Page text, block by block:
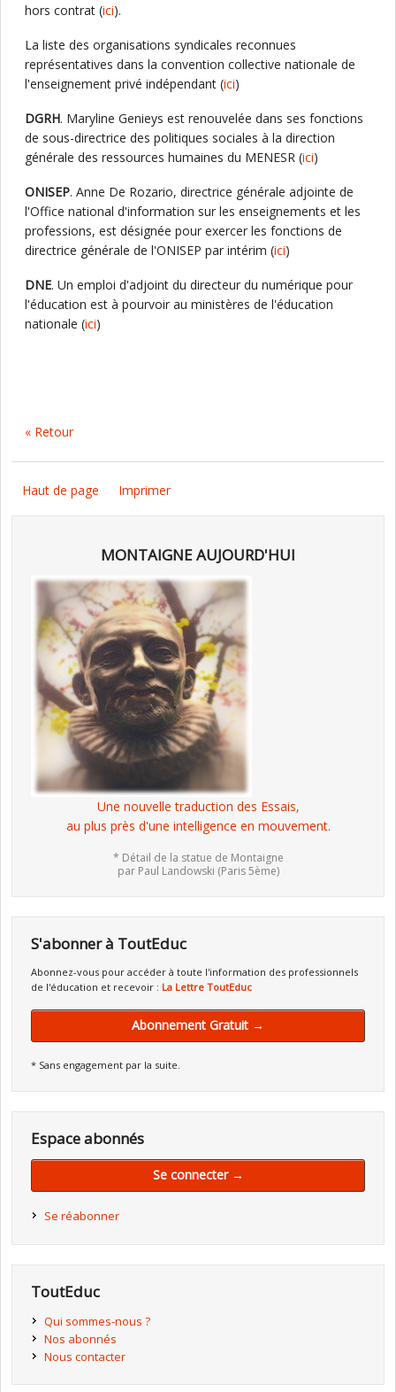
hors contrat (ici).
La liste des organisations syndicales reconnues
représentatives dans la convention collective nationale de
l'enseignement privé indépendant (ici)
DGRH. Maryline Genieys est renouvelée dans ses fonctions
de sous-directrice des politiques sociales à la direction
générale des ressources humaines du MENESR (ici)
ONISEP. Anne De Rozario, directrice générale adjointe de
l'Office national d'information sur les enseignements et les
professions, est désignée pour exercer les fonctions de
directrice générale de l'ONISEP par intérim (ici)
DNE. Un emploi d'adjoint du directeur du numérique pour
l'éducation est à pourvoir au ministères de l'éducation
nationale (ici)
« Retour
Haut de page Imprimer
MONTAIGNE AUJOURD'HUI
Une nouvelle traduction des Essais,
au plus près d'une intelligence en mouvement.
* Détail de la statue de Montaigne
par Paul Landowski (Paris 5ème)
S'abonner à ToutEduc
Abonnez-vous pour accéder à toute l'information des professionnels
de l'éducation et recevoir : La Lettre ToutEduc
Abonnement Gratuit →
* Sans engagement par la suite.
Espace abonnés
Se connecter →
Se réabonner
ToutEduc
Qui sommes-nous ?
Nos abonnés
Nous contacter